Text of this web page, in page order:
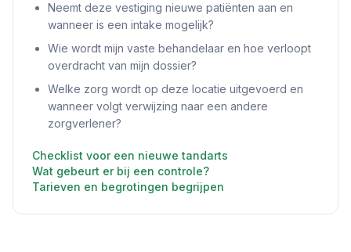
Neemt deze vestiging nieuwe patiënten aan en
wanneer is een intake mogelijk?
Wie wordt mijn vaste behandelaar en hoe verloopt
overdracht van mijn dossier?
Welke zorg wordt op deze locatie uitgevoerd en
wanneer volgt verwijzing naar een andere
zorgverlener?
Checklist voor een nieuwe tandarts
Wat gebeurt er bij een controle?
Tarieven en begrotingen begrijpen